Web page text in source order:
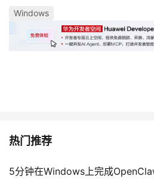
Windows
热门推荐
5分钟在Windows上完成